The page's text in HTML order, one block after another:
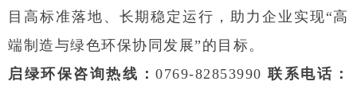
目高标准落地、长期稳定运行，助力企业实现“高
端制造与绿色环保协同发展”的目标。
启绿环保咨询热线：0769-82853990联系电话：